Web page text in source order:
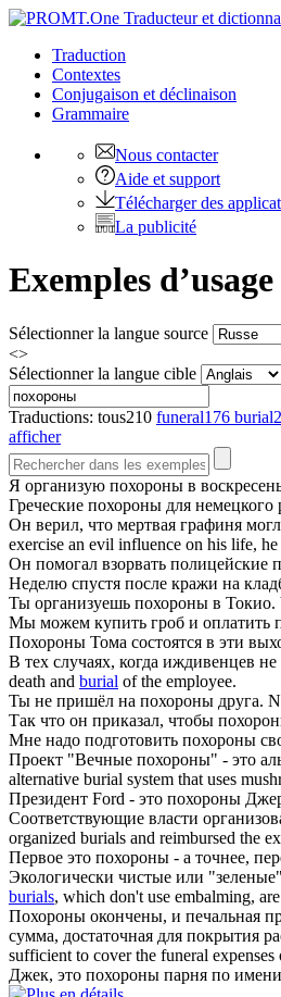
Traduction
Contextes
Conjugaison et déclinaison
Grammaire
Nous contacter
Aide et support
Télécharger des
La publicité
Exemples
Sélectionner la langue source
<>
Sélectionner la langue cible
Traductions: tous210 funeral176 burial
afficher
Я организую похороны в
Греческие похороны для
Он верил, что мертвая графиня
exercise an evil influence on his life,
Он помогал взорвать полицейские
Неделю спустя после кражи на
Ты организуешь похороны в Токио.
Мы можем купить гроб и оплатить
Похороны Тома состоятся в эти
В тех случаях, когда иждивенцев
death and burial of the employee.
Ты не пришёл на похороны друга.
Так что он приказал, чтобы
Мне надо подготовить похороны
Проект "Вечные похороны" - это
alternative burial system that uses
Президент Ford - это похороны
Соответствующие власти
organized burials and reimbursed the
Первое это похороны - а точнее,
Экологически чистые или "зеленые"
burials, which don't use embalming,
Похороны окончены, и печальная
сумма, достаточная для покрытия
sufficient to cover the funeral
Джек, это похороны парня по